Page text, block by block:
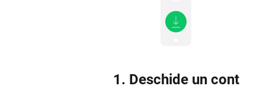
1. Deschide un cont